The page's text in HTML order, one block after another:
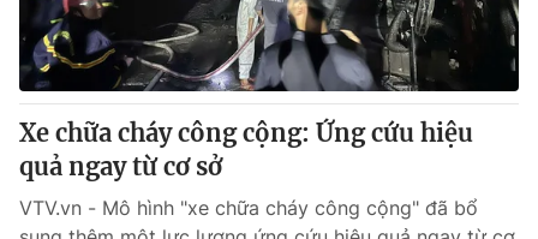
Thị trường 24h Tấm lòng Việt
VTV4 Vươn mình bằng AI
VTV9 VTV8
Liên hệ tòa soạn English
Xe chữa cháy công cộng: Ứng cứu hiệu
quả ngay từ cơ sở
VTV.vn - Mô hình "xe chữa cháy công cộng" đã bổ